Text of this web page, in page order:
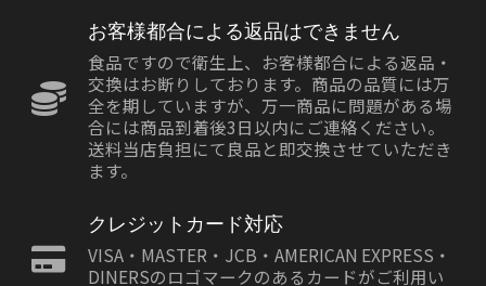
お客様都合による返品はできません
食品ですので衛生上、お客様都合による返品・
交換はお断りしております。商品の品質には万
全を期していますが、万一商品に問題がある場
合には商品到着後3日以内にご連絡ください。
送料当店負担にて良品と即交換させていただき
ます。
クレジットカード対応
VISA・MASTER・JCB・AMERICAN EXPRESS・
DINERSのロゴマークのあるカードがご利用い